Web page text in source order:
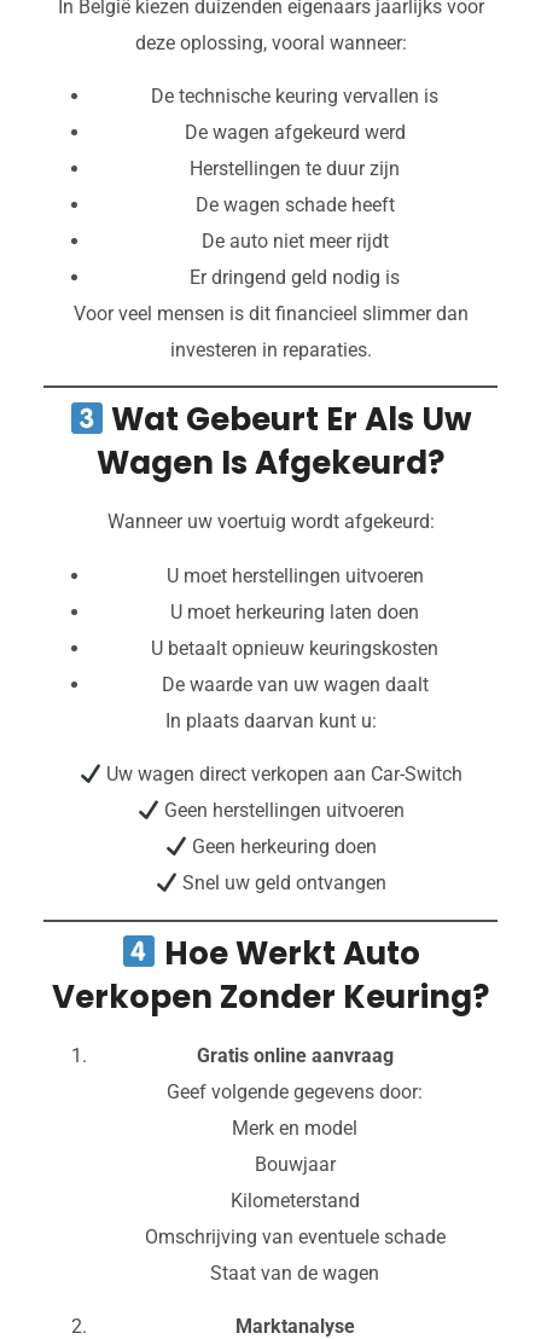
In België kiezen duizenden eigenaars jaarlijks voor
deze oplossing, vooral wanneer:
De technische keuring vervallen is
De wagen afgekeurd werd
Herstellingen te duur zijn
De wagen schade heeft
De auto niet meer rijdt
Er dringend geld nodig is
Voor veel mensen is dit financieel slimmer dan
investeren in reparaties.
Wat Gebeurt Er Als Uw
Wagen Is Afgekeurd?
Wanneer uw voertuig wordt afgekeurd:
U moet herstellingen uitvoeren
U moet herkeuring laten doen
U betaalt opnieuw keuringskosten
De waarde van uw wagen daalt
In plaats daarvan kunt u:
Uw wagen direct verkopen aan Car-Switch
Geen herstellingen uitvoeren
Geen herkeuring doen
Snel uw geld ontvangen
Hoe Werkt Auto
Verkopen Zonder Keuring?
Gratis online aanvraag
Geef volgende gegevens door:
Merk en model
Bouwjaar
Kilometerstand
Omschrijving van eventuele schade
Staat van de wagen
Marktanalyse